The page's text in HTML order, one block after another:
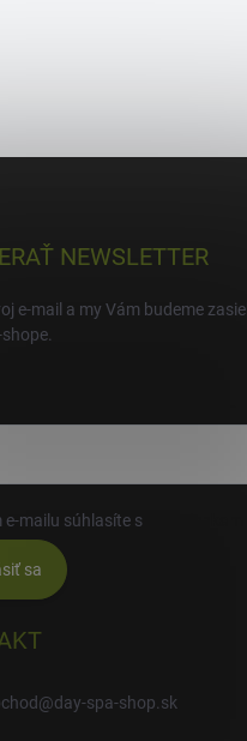
NEWSLETTER
e-mail a my Vám budeme
e-mailu súhlasíte s
sa
@day-spa-shop.sk